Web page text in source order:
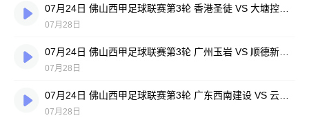
07月28日
07月28日
07月28日